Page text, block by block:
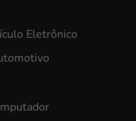
Eletrônico